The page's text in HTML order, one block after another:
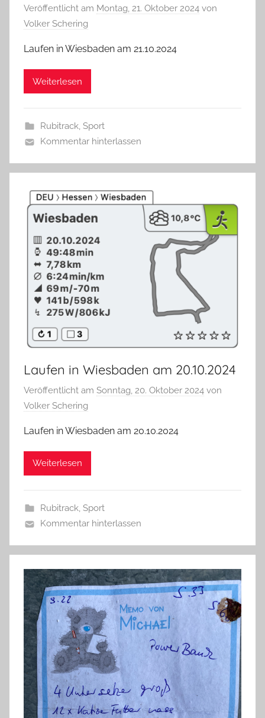
Veröffentlicht am Montag, 21. Oktober 2024 von
Volker Schering
Laufen in Wiesbaden am 21.10.2024
Weiterlesen
Rubitrack, Sport
Kommentar hinterlassen
Laufen in Wiesbaden am 20.10.2024
Veröffentlicht am Sonntag, 20. Oktober 2024 von
Volker Schering
Laufen in Wiesbaden am 20.10.2024
Weiterlesen
Rubitrack, Sport
Kommentar hinterlassen